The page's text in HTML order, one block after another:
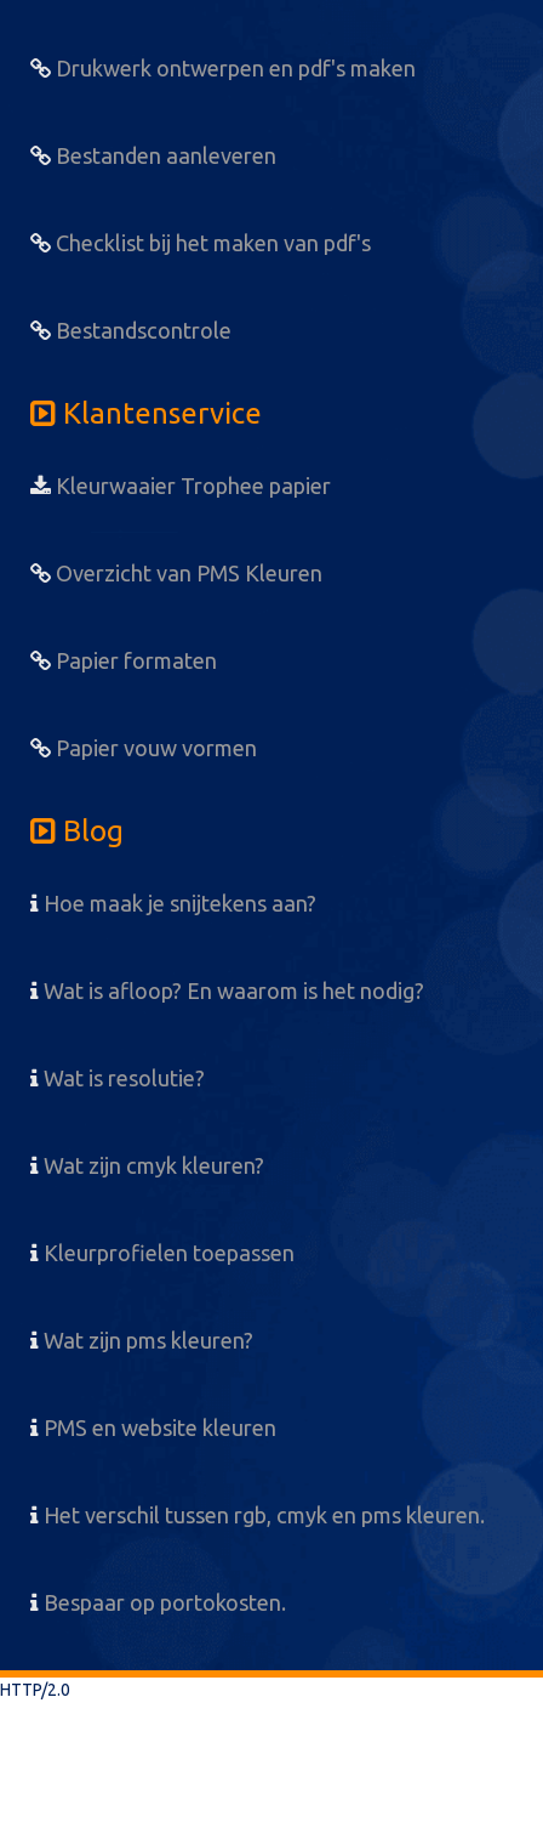
Drukwerk ontwerpen en pdf's maken
Bestanden aanleveren
Checklist bij het maken van pdf's
Bestandscontrole
Klantenservice
Kleurwaaier Trophee papier
Overzicht van PMS Kleuren
Papier formaten
Papier vouw vormen
Blog
Hoe maak je snijtekens aan?
Wat is afloop? En waarom is het nodig?
Wat is resolutie?
Wat zijn cmyk kleuren?
Kleurprofielen toepassen
Wat zijn pms kleuren?
PMS en website kleuren
Het verschil tussen rgb, cmyk en pms kleuren.
Bespaar op portokosten.
HTTP/2.0